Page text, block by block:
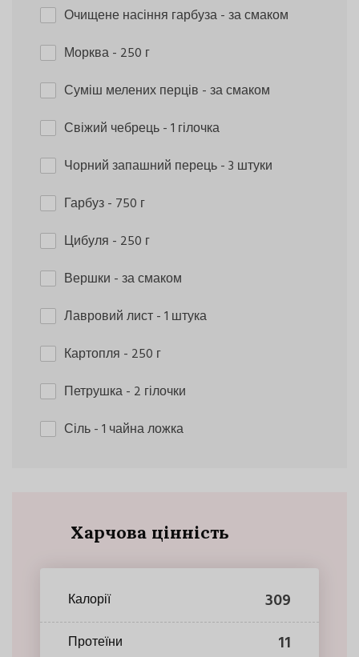
Очищене насіння гарбуза- за смаком
Морква- 250 г
Суміш мелених перців - за смаком
Свіжий чебрець- 1 гілочка
Чорний запашний перець- 3 штуки
Гарбуз- 750 г
Цибуля - 250 г
Вершки - за смаком
Лавровий лист- 1 штука
Картопля - 250 г
Петрушка- 2 гілочки
Сіль- 1 чайна ложка
Харчова цінність
Калорії 309
Протеїни 11